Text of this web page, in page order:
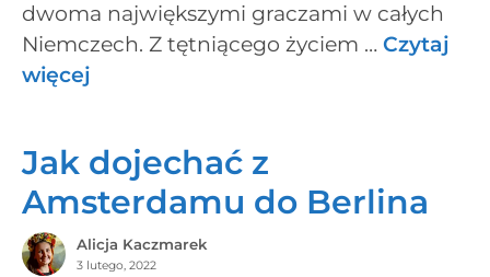
dwoma największymi graczami w całych
Niemczech. Z tętniącego życiem … Czytaj
więcej
Jak dojechać z
Amsterdamu do Berlina
Alicja Kaczmarek
3 lutego, 2022